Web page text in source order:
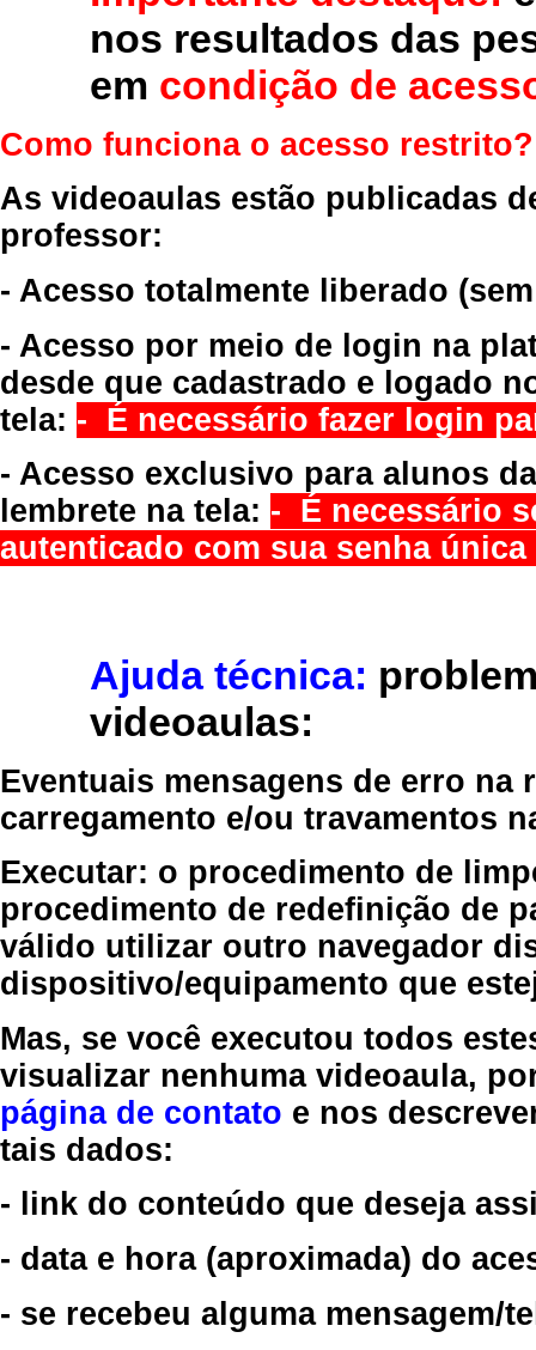
nos resultados das
em condição de
Como funciona o acesso restrito?
As videoaulas estão publicadas
professor:
- Acesso totalmente liberado
- Acesso por meio de login na
desde que cadastrado e logado
tela: - É necessário fazer login
- Acesso exclusivo para alunos
lembrete na tela: - É necessário
autenticado com sua senha
Ajuda técnica:
videoaulas:
Eventuais mensagens de erro
carregamento e/ou travamentos
Executar: o procedimento de
procedimento de redefinição de
válido utilizar outro navegador
dispositivo/equipamento que
Mas, se você executou todos
visualizar nenhuma videoaula,
página de contato e nos
tais dados:
- link do conteúdo que deseja
- data e hora (aproximada) do
- se recebeu alguma mensagem/